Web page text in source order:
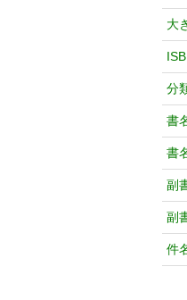
大
分
書
書
副
副
件